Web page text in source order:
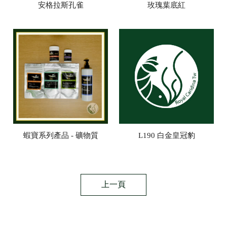
安格拉斯孔雀 玫瑰葉底紅
蝦寶系列產品 - 礦物質 L190 白金皇冠豹
上一頁